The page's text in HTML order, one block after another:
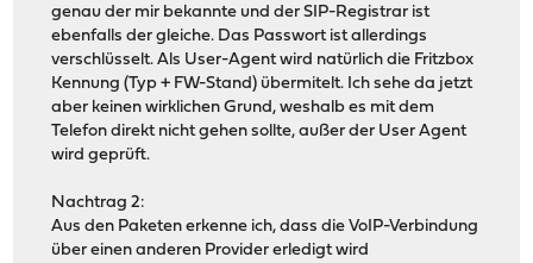
genau der mir bekannte und der SIP-Registrar ist
ebenfalls der gleiche. Das Passwort ist allerdings
verschlüsselt. Als User-Agent wird natürlich die Fritzbox
Kennung (Typ + FW-Stand) übermitelt. Ich sehe da jetzt
aber keinen wirklichen Grund, weshalb es mit dem
Telefon direkt nicht gehen sollte, außer der User Agent
wird geprüft.
Nachtrag 2:
Aus den Paketen erkenne ich, dass die VoIP-Verbindung
über einen anderen Provider erledigt wird